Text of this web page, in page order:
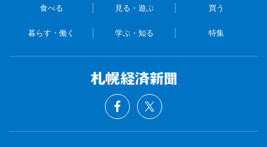
食べる 見る・遊ぶ 買う
暮らす・働く 学ぶ・知る 特集